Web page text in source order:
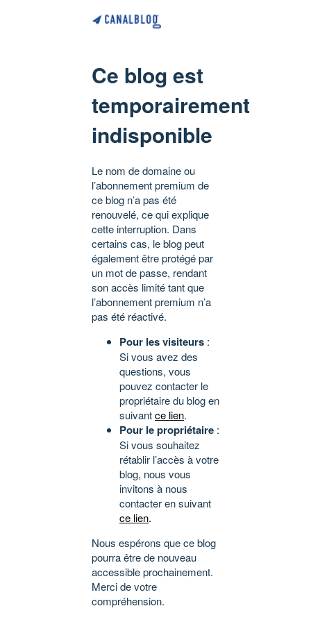
Ce blog est
temporairement
indisponible
Le nom de domaine ou
l’abonnement premium de
ce blog n’a pas été
renouvelé, ce qui explique
cette interruption. Dans
certains cas, le blog peut
également être protégé par
un mot de passe, rendant
son accès limité tant que
l’abonnement premium n’a
pas été réactivé.
Pour les visiteurs :
Si vous avez des
questions, vous
pouvez contacter le
propriétaire du blog en
suivantce lien.
Pour le propriétaire :
Si vous souhaitez
rétablir l’accès à votre
blog, nous vous
invitons à nous
contacter en suivant
ce lien.
Nous espérons que ce blog
pourra être de nouveau
accessible prochainement.
Merci de votre
compréhension.